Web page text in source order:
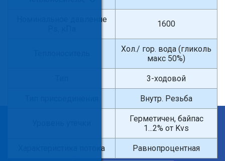
Введите поисковый запрос
Номинальное давление
1600
Хол./ гор. вода (гликоль
макс 50%)
3-ходовой
Внутр. Резьба
Герметичен, байпас
1...2% от Kvs
Характеристика потока Равнопроцентная